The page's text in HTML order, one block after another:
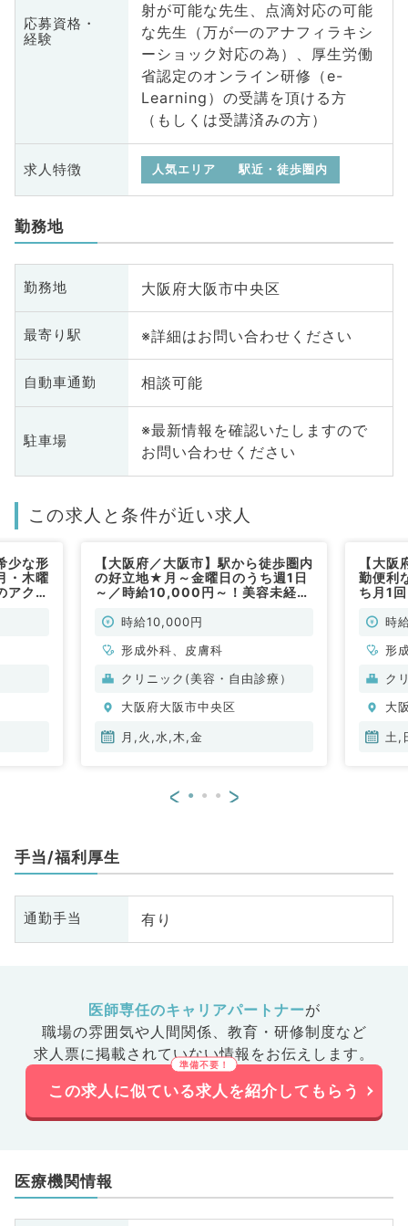
応募資格・
経験
射が可能な先生、点滴対応の可能
な先生（万が一のアナフィラキシ
ーショック対応の為）、厚生労働
省認定のオンライン研修（e-
Learning）の受講を頂ける方
（もしくは受講済みの方）
求人特徴 人気エリア 駅近・徒歩圏内
勤務地
勤務地 大阪府大阪市中央区
最寄り駅 ※詳細はお問い合わせください
自動車通勤 相談可能
駐車場
※最新情報を確認いたしますので
お問い合わせください
この求人と条件が近い求人
少な形
・木曜
アクセ
【大阪府／大阪市】駅から徒歩圏内
の好立地★月～金曜日のうち週1日
～／時給10,000円～！美容未経験
ご勤務（皮膚科・形成外科／非常
時給10,000円
形成外科、皮膚科
クリニック(美容・自由診療）
大阪府大阪市中央区
月,火,水,木,金
【大
勤便利
ち月1
ニッ時
形
ク
大
土,
< >
手当/福利厚生
通勤手当 有り
医師専任のキャリアパートナーが
職場の雰囲気や人間関係、 教育・研修制度など
求人票に掲載されていない情報をお伝えします。
この求人に似ている求人を紹介してもらう
医療機関情報